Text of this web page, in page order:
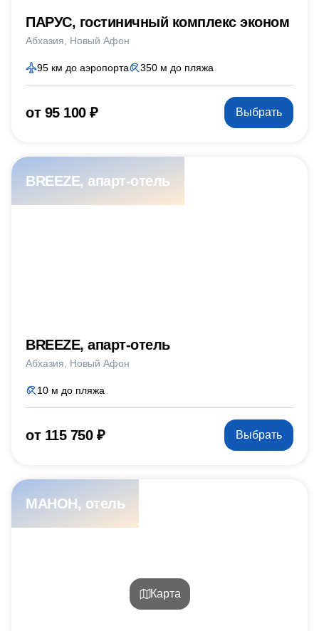
ПАРУС, гостиничный комплекс эконом
Абхазия Новый Афон
95 км до аэропорта 350 м до пляжа
от 95 100 ₽ Выбрать
BREEZE, апарт-отель
BREEZE, апарт-отель
Абхазия Новый Афон
10 м до пляжа
от 115 750 ₽ Выбрать
МАНОН, отель
Карта